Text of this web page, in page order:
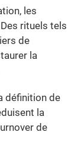
les
rituels tels
de
la
définition de
la
de